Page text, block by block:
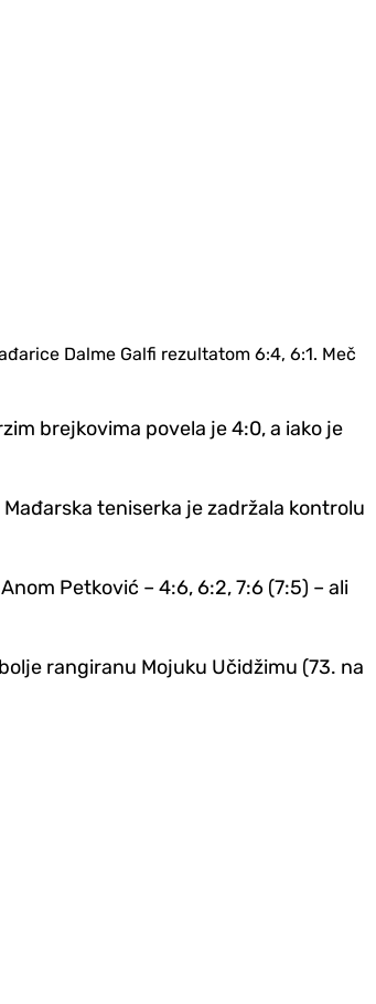
Dalme Galfi rezultatom 6:4, 6:1. Meč
brejkovima povela je 4:0, a iako je
teniserka je zadržala kontrolu
Petković – 4:6, 6:2, 7:6 (7:5) – ali
rangiranu Mojuku Učidžimu (73. na